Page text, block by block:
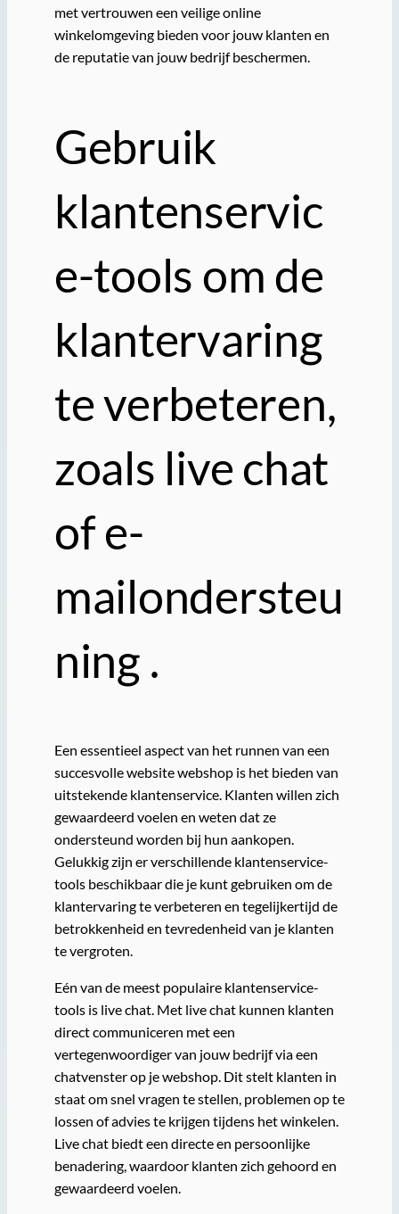
met vertrouwen een veilige online
winkelomgeving bieden voor jouw klanten en
de reputatie van jouw bedrijf beschermen.
Gebruik
klantenservic
e-tools om de
klantervaring
te verbeteren,
zoals live chat
of e-
mailondersteu
ning .
Een essentieel aspect van het runnen van een
succesvolle website webshop is het bieden van
uitstekende klantenservice. Klanten willen zich
gewaardeerd voelen en weten dat ze
ondersteund worden bij hun aankopen.
Gelukkig zijn er verschillende klantenservice-
tools beschikbaar die je kunt gebruiken om de
klantervaring te verbeteren en tegelijkertijd de
betrokkenheid en tevredenheid van je klanten
te vergroten.
Eén van de meest populaire klantenservice-
tools is live chat. Met live chat kunnen klanten
direct communiceren met een
vertegenwoordiger van jouw bedrijf via een
chatvenster op je webshop. Dit stelt klanten in
staat om snel vragen te stellen, problemen op te
lossen of advies te krijgen tijdens het winkelen.
Live chat biedt een directe en persoonlijke
benadering, waardoor klanten zich gehoord en
gewaardeerd voelen.